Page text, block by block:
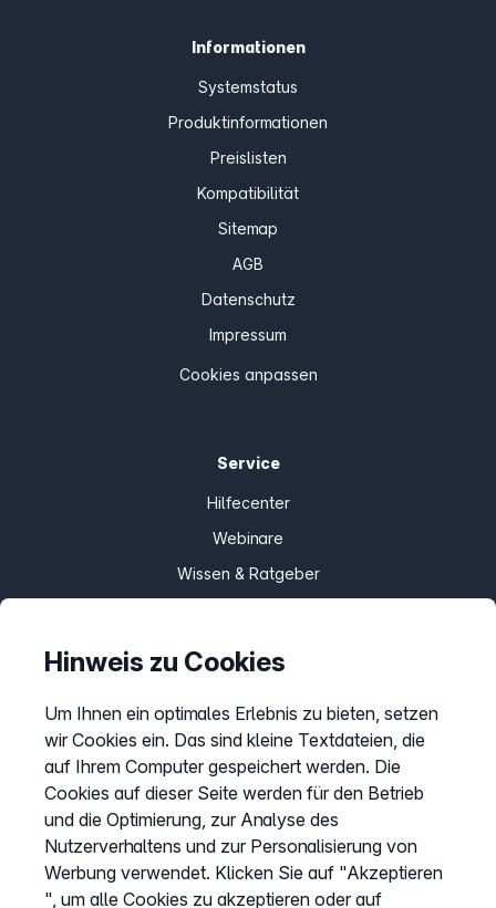
Informationen
Systemstatus
Produktinformationen
Preislisten
Kompatibilität
Sitemap
AGB
Datenschutz
Impressum
Cookies anpassen
Service
Hilfecenter
Webinare
Wissen & Ratgeber
Kündigung
Kundenportal Login
Vertrag widerrufen
Easybell-App
Anleitung
Hinweis zu Cookies
Um Ihnen ein optimales Erlebnis zu bieten, setzen
wir Cookies ein. Das sind kleine Textdateien, die
auf Ihrem Computer gespeichert werden. Die
Cookies auf dieser Seite werden für den Betrieb
und die Optimierung, zur Analyse des
Nutzerverhaltens und zur Personalisierung von
Werbung verwendet. Klicken Sie auf "Akzeptieren
", um alle Cookies zu akzeptieren oder auf